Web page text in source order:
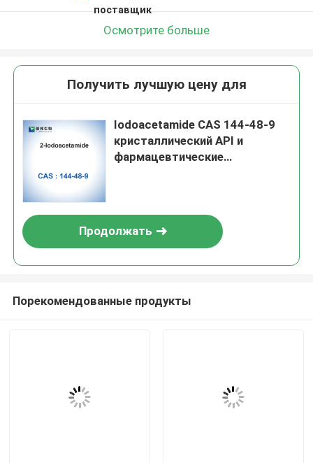
поставщик
Осмотрите больше
Получить лучшую цену для
Iodoacetamide CAS 144-48-9
кристаллический API и
фармацевтические
Продолжать
Порекомендованные продукты